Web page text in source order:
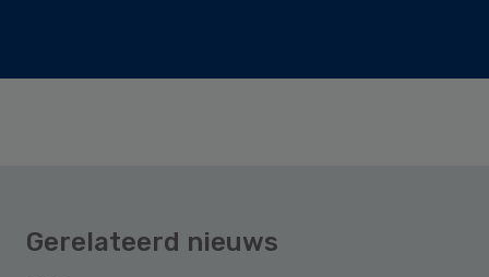
Gerelateerd nieuws